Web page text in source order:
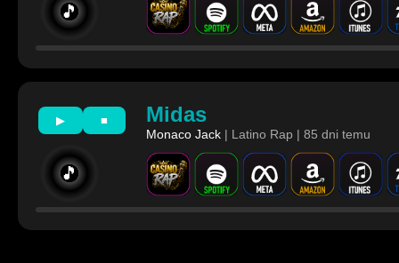
🎵
▶ ■
🎵
Midas
Monaco Jack | Latino Rap | 85 dni temu